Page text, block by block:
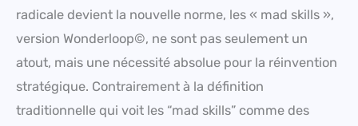
radicale devient la nouvelle norme, les « mad skills »,
version Wonderloop©, ne sont pas seulement un
atout, mais une nécessité absolue pour la réinvention
stratégique. Contrairement à la définition
traditionnelle qui voit les “mad skills” comme des